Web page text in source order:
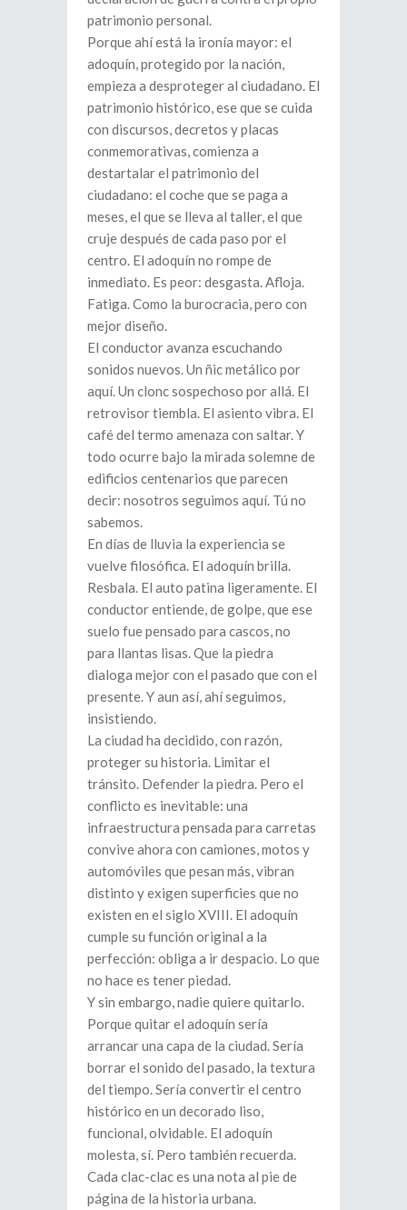
patrimonio personal.
Porque ahí está la ironía mayor: el
adoquín, protegido por la nación,
empieza a desproteger al ciudadano. El
patrimonio histórico, ese que se cuida
con discursos, decretos y placas
conmemorativas, comienza a
destartalar el patrimonio del
ciudadano: el coche que se paga a
meses, el que se lleva al taller, el que
cruje después de cada paso por el
centro. El adoquín no rompe de
inmediato. Es peor: desgasta. Afloja.
Fatiga. Como la burocracia, pero con
mejor diseño.
El conductor avanza escuchando
sonidos nuevos. Un ñic metálico por
aquí. Un clonc sospechoso por allá. El
retrovisor tiembla. El asiento vibra. El
café del termo amenaza con saltar. Y
todo ocurre bajo la mirada solemne de
edificios centenarios que parecen
decir: nosotros seguimos aquí. Tú no
sabemos.
En días de lluvia la experiencia se
vuelve filosófica. El adoquín brilla.
Resbala. El auto patina ligeramente. El
conductor entiende, de golpe, que ese
suelo fue pensado para cascos, no
para llantas lisas. Que la piedra
dialoga mejor con el pasado que con el
presente. Y aun así, ahí seguimos,
insistiendo.
La ciudad ha decidido, con razón,
proteger su historia. Limitar el
tránsito. Defender la piedra. Pero el
conflicto es inevitable: una
infraestructura pensada para carretas
convive ahora con camiones, motos y
automóviles que pesan más, vibran
distinto y exigen superficies que no
existen en el siglo XVIII. El adoquín
cumple su función original a la
perfección: obliga a ir despacio. Lo que
no hace es tener piedad.
Y sin embargo, nadie quiere quitarlo.
Porque quitar el adoquín sería
arrancar una capa de la ciudad. Sería
borrar el sonido del pasado, la textura
del tiempo. Sería convertir el centro
histórico en un decorado liso,
funcional, olvidable. El adoquín
molesta, sí. Pero también recuerda.
Cada clac-clac es una nota al pie de
página de la historia urbana.